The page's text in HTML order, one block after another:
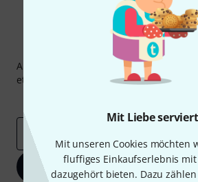
Mit Liebe
Mit unseren Cookies möchten
fluffiges Einkaufserlebnis
dazugehört bieten. Dazu
Thomann
Abonniere den Thomann Newsletter
etwas Glück einen von50 Gutscheinen
E-Mail-Adresse
Jetzt anmelden